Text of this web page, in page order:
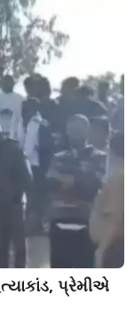
પ્રેમીએ